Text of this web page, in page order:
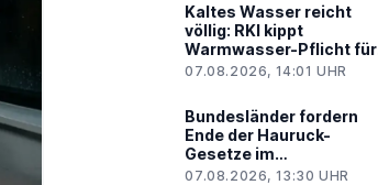
Kaltes Wasser reicht
völlig: RKI kippt
Warmwasser-Pflicht für
Kliniken
07.08.2026, 14:01 UHR
Bundesländer fordern
Ende der Hauruck-
Gesetze im
Gesundheitswesen
07.08.2026, 13:30 UHR